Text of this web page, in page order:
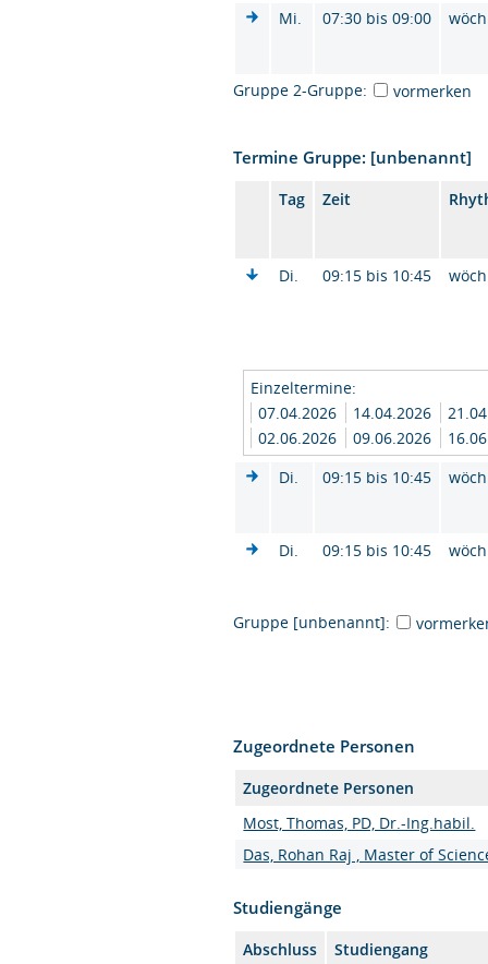
Mi. 07:30 bis 09:00
Gruppe 2-Gruppe: vormerken
Termine Gruppe: [unbenannt]
Tag Zeit
Di. 09:15 bis 10:45
Einzeltermine:
07.04.2026
14.04.2026
02.06.2026
09.06.2026
Di.
09:15 bis 10:45
Di. 09:15 bis 10:45
Gruppe [unbenannt]:
Zugeordnete Personen
Zugeordnete Personen
Most, Thomas, PD, Dr.-Ing.habil.
Das, Rohan Raj , Master of
Studiengänge
Abschluss
Studiengang